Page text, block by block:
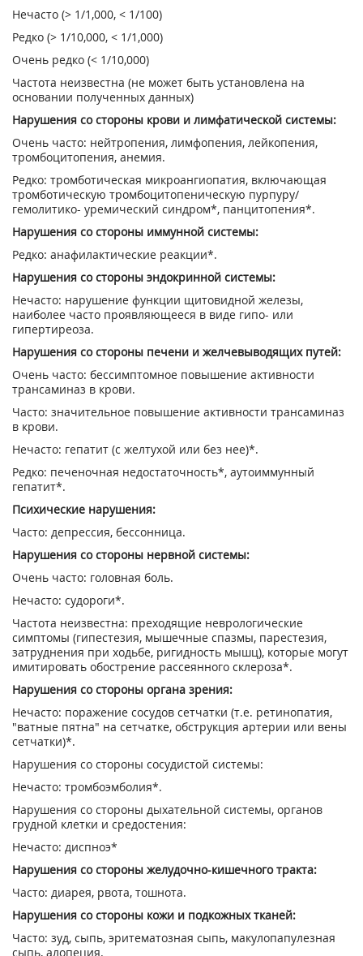
Нечасто (> 1/1,000, < 1/100)
Редко (> 1/10,000, < 1/1,000)
Очень редко (< 1/10,000)
Частота неизвестна (не может быть установлена на
основании полученных данных)
Нарушения со стороны крови и лимфатической системы:
Очень часто: нейтропения, лимфопения, лейкопения,
тромбоцитопения, анемия.
Редко: тромботическая микроангиопатия, включающая
тромботическую тромбоцитопеническую пурпуру/
гемолитико- уремический синдром*, панцитопения*.
Нарушения со стороны иммунной системы:
Редко: анафилактические реакции*.
Нарушения со стороны эндокринной системы:
Нечасто: нарушение функции щитовидной железы,
наиболее часто проявляющееся в виде гипо- или
гипертиреоза.
Нарушения со стороны печени и желчевыводящих путей:
Очень часто: бессимптомное повышение активности
трансаминаз в крови.
Часто: значительное повышение активности трансаминаз
в крови.
Нечасто: гепатит (с желтухой или без нее)*.
Редко: печеночная недостаточность*, аутоиммунный
гепатит*.
Психические нарушения:
Часто: депрессия, бессонница.
Нарушения со стороны нервной системы:
Очень часто: головная боль.
Нечасто: судороги*.
Частота неизвестна: преходящие неврологические
симптомы (гипестезия, мышечные спазмы, парестезия,
затруднения при ходьбе, ригидность мышц), которые могут
имитировать обострение рассеянного склероза*.
Нарушения со стороны органа зрения:
Нечасто: поражение сосудов сетчатки (т.е. ретинопатия,
"ватные пятна" на сетчатке, обструкция артерии или вены
сетчатки)*.
Нарушения со стороны сосудистой системы:
Нечасто: тромбоэмболия*.
Нарушения со стороны дыхательной системы, органов
грудной клетки и средостения:
Нечасто: диспноэ*
Нарушения со стороны желудочно-кишечного тракта:
Часто: диарея, рвота, тошнота.
Нарушения со стороны кожи и подкожных тканей:
Часто: зуд, сыпь, эритематозная сыпь, макулопапулезная
сыпь, алопеция.